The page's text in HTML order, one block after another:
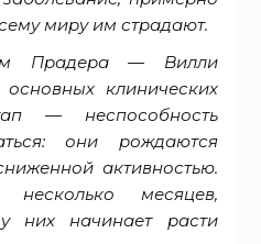
миру им страдают.
Прадера — Вилли
клинических
— неспособность
они рождаются
активностью.
несколько месяцев,
них начинает расти